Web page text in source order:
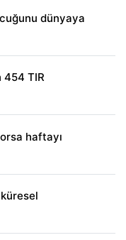
dünyaya
454 TIR
haftayı